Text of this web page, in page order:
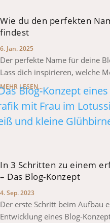
Wie du den perfekten
findest
6. Jan. 2025
Der perfekte Name für deine
Lass dich inspirieren, welche
MEHR LESEN...
In 3 Schritten zu einem
– Das Blog-Konzept
4. Sep. 2023
Der erste Schritt beim Aufbau
Entwicklung eines Blog-